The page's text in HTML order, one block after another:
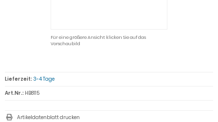
Für eine größere Ansicht klicken Sie auf das
Vorschaubild
Lieferzeit: 3-4 Tage
Art.Nr.: HB8115
Artikeldatenblatt drucken